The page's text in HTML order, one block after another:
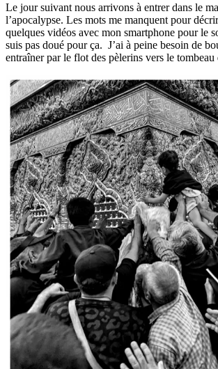
Le jour suivant nous arrivons à entrer dans le
l’apocalypse. Les mots me manquent pour
quelques vidéos avec mon smartphone pour le
suis pas doué pour ça. J’ai à peine besoin de
entraîner par le flot des pèlerins vers le tombeau